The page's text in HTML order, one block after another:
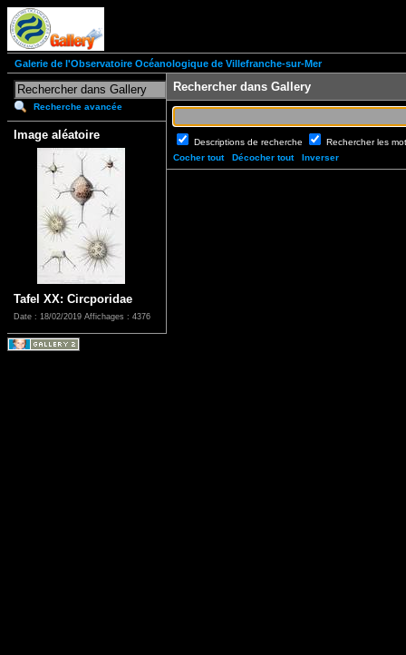
Galerie de l'Observatoire Océanologique de Villefranche-sur-Mer
Recherche avancée
Image aléatoire
Tafel XX: Circporidae
Date : 18/02/2019 Affichages : 4376
Rechercher dans Gallery
Descriptions de recherche
Rechercher les
Cocher tout
Décocher tout Inverser